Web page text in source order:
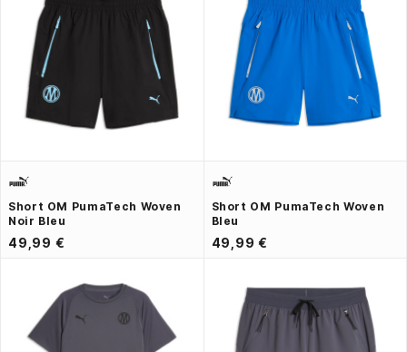
Short OM PumaTech Woven
Noir Bleu
49,99 €
Short OM PumaTech Woven
Bleu
49,99 €